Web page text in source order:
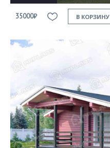
35000₽ В КОРЗИНУ